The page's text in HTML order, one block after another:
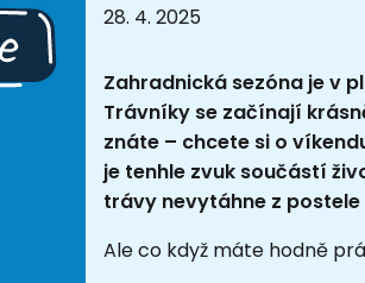
28. 4. 2025
Zahradnická sezóna je v
Trávníky se začínají
znáte – chcete si o
je tenhle zvuk součástí
trávy nevytáhne z postele
Ale co když máte hodně